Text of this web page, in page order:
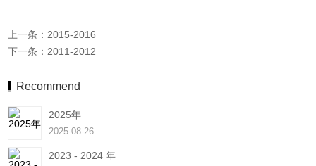
上一条：2015-2016
下一条：2011-2012
Recommend
2025年
2025-08-26
2023 - 2024 年